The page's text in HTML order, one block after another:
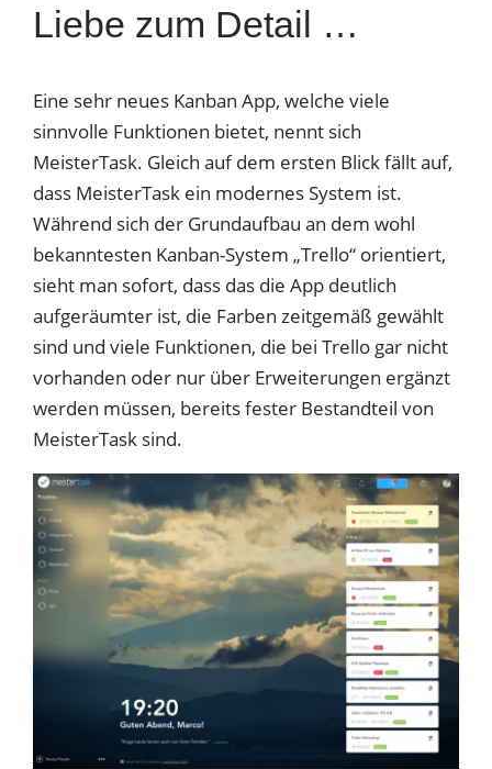
Liebe zum Detail …
Eine sehr neues Kanban App, welche viele
sinnvolle Funktionen bietet, nennt sich
MeisterTask. Gleich auf dem ersten Blick fällt auf,
dass MeisterTask ein modernes System ist.
Während sich der Grundaufbau an dem wohl
bekanntesten Kanban-System „Trello“ orientiert,
sieht man sofort, dass das die App deutlich
aufgeräumter ist, die Farben zeitgemäß gewählt
sind und viele Funktionen, die bei Trello gar nicht
vorhanden oder nur über Erweiterungen ergänzt
werden müssen, bereits fester Bestandteil von
MeisterTask sind.